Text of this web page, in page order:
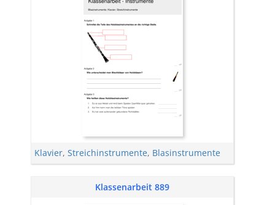
Klavier, Streichinstrumente, Blasinstrumente
Klassenarbeit 889